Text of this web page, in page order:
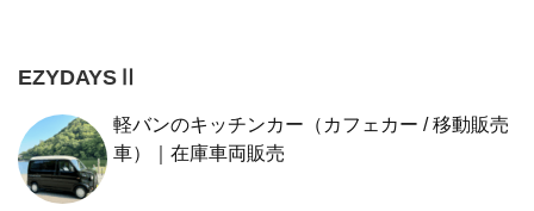
EZYDAYSⅡ
軽バンのキッチンカー（カフェカー / 移動販売
車）｜在庫車両販売